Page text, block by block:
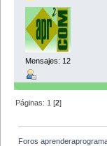
Mensajes: 12
Páginas: 1 [2]
Foros